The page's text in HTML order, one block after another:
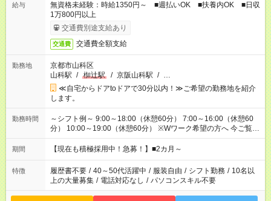
給与
無資格未経験：時給1350円～ ■週払いOK ■扶養内OK ■日収
1万800円以上
交通費別途支給あり
交通費 交通費全額支給
勤務地
京都市山科区
山科駅 / 椥辻駅 / 京阪山科駅 / …
≪自宅からドアtoドアで30分以内！≫ご希望の勤務地を紹介
します。
勤務時間
～シフト例～ 9:00～18:00（休憩60分） 7:00～16:00（休憩60
分） 10:00～19:00（休憩60分） ※Wワーク希望の方へ 今ご覧の
お仕事で希望する勤務時間と、もう1つのお仕事の勤務時間の合
計が 週40時間を超えなければOKです。
期間 【現在も積極採用中！急募！】■2カ月～
特徴 履歴書不要 / 40～50代活躍中 / 服装自由 / シフト勤務 / 10名以
上の大量募集 / 電話対応なし / パソコンスキル不要